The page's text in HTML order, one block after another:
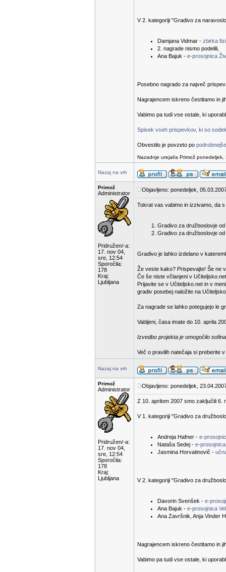
V 2. kategoriji "Gradivo za
Damjana Vidmar - zbirka
2. nagrade nismo podelili,
Ana Bajuk - e-prosojnica
Posebno nagrado za največ
Nagrajencem iskreno čestitamo in
Vabimo pa tudi vse ostale, ki
Spisek vseh prispevkov, ki so
Obvestilo je povzeto po
Nazadnje urejal/a Primož
Nazaj na vrh
Primož
Administrator
Pridružen/-a:
17. nov 04,
sre, 12:54
Sporočila:
178
Kraj:
Ljubljana
Objavljeno: ponedeljek,
Tokrat vas vabimo in izzivamo, da
Gradivo za družboslovje
Gradivo za družboslovje
Gradivo je lahko izdelano v
Že veste kako? Prispevajte! Še ne
Če še niste včlanjeni v
Prijavite se v Učiteljsko.net in v
gradiv posebej naložite na
Za nagrade se lahko potegujejo le
Vabljeni, časa imate do 10. aprila
Izvedbo projekta je omogočilo
Več o pravilih natečaja si preberite v
Nazaj na vrh
Primož
Administrator
Pridružen/-a:
17. nov 04,
sre, 12:54
Sporočila:
178
Kraj:
Ljubljana
Objavljeno: ponedeljek,
Z 10. aprilom 2007 smo zaključili 6.
V 1. kategoriji "Gradivo za
Andreja Hafner - e-
Nataša Sedej - e-
Jasmina Horvatinovič -
V 2. kategoriji "Gradivo za
Davorin Svenšek - e-
Ana Bajuk - e-prosojnica
Ana Završnik, Anja Vinder
Nagrajencem iskreno čestitamo in
Vabimo pa tudi vse ostale, ki